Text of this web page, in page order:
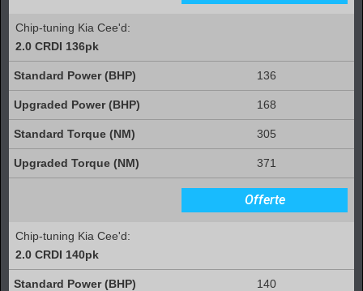
Chip-tuning Kia Cee'd:
2.0 CRDI 136pk
136
168
305
371
Offerte
Chip-tuning Kia Cee'd:
2.0 CRDI 140pk
140